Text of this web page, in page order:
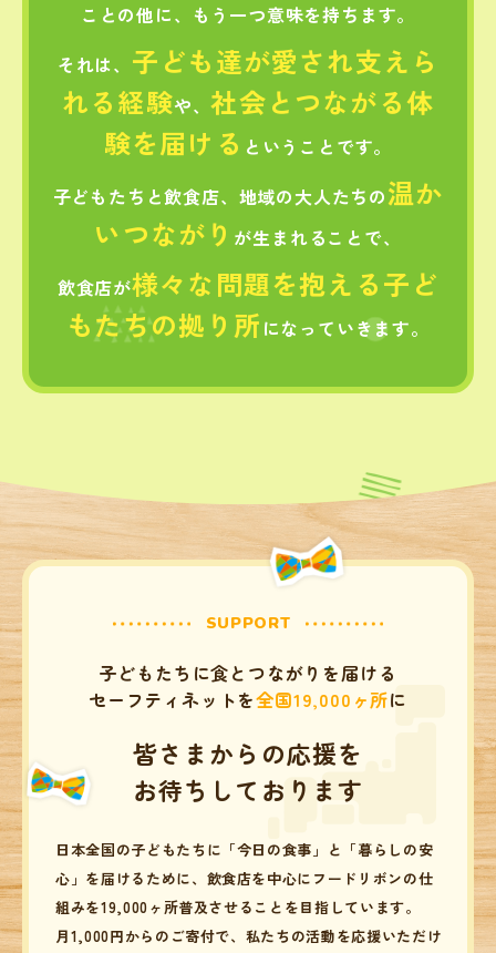
ことの他に、 もう一つ意味を持ちます。
それは、 子ども達が愛され支えら
れる経験や、社会とつながる体
験を届ける ということです。
子どもたちと飲食店、地域の大人たちの温か
いつながり が生まれることで、
飲食店が様々な問題を抱える子ど
もたちの拠り所 になっていきます。
SUPPORT
子どもたちに食とつながりを届ける
セーフティネットを全国19,000ヶ所に
皆さまからの応援を
お待ちしております
日本全国の子どもたちに「今日の食事」と「暮らしの安
心」を届けるために、 飲食店を中心にフードリボンの仕
組みを19,000ヶ所普及させることを目指しています。
月1,000円からのご寄付で、私たちの活動を応援いただけ